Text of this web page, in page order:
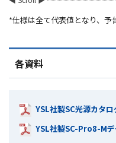
*仕様は全て代表値となり、予
各資料
YSL社製SC光源カタロ
YSL社製SC-Pro8-Mデ